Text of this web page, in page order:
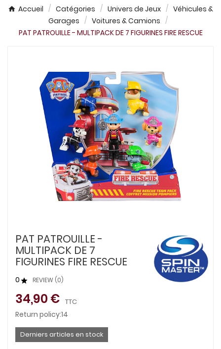
Accueil Catégories Univers de Jeux
Véhicules &
Garages
Voitures & Camions
PAT PATROUILLE - MULTIPACK DE 7 FIGURINES FIRE RESCUE
PAT PATROUILLE -
MULTIPACK DE 7
FIGURINES FIRE RESCUE
0 REVIEW (0)
34,90 € TTC
Return policy:14
Derniers articles en stock